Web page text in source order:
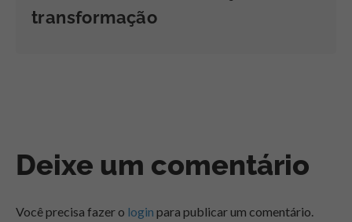
transformação
Deixe um comentário
Você precisa fazer o login para publicar um comentário.